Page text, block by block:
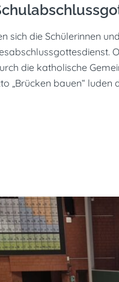
sich die Schülerinnen
die katholische
„Brücken bauen“